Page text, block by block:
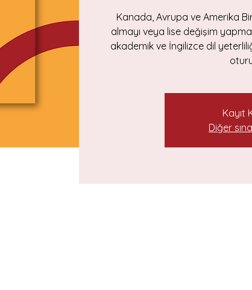
Kanada, Avrupa ve Amerika
almayı veya lise değişim
akademik ve İngilizce dil
Kayıt
Diğer